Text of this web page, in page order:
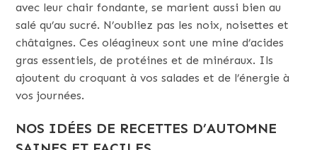
avec leur chair fondante, se marient aussi bien au
salé qu’au sucré. N’oubliez pas les noix, noisettes et
châtaignes. Ces oléagineux sont une mine d’acides
gras essentiels, de protéines et de minéraux. Ils
ajoutent du croquant à vos salades et de l’énergie à
vos journées.
NOS IDÉES DE RECETTES D’AUTOMNE